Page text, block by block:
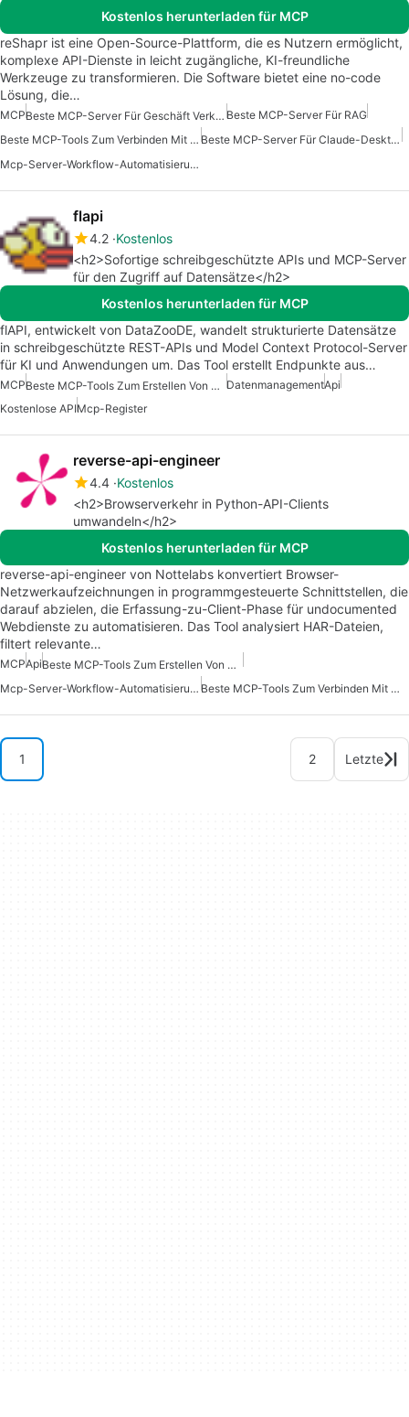
Kostenlos herunterladen für MCP
reShapr ist eine Open-Source-Plattform, die es Nutzern ermöglicht,
komplexe API-Dienste in leicht zugängliche, KI-freundliche
Werkzeuge zu transformieren. Die Software bietet eine no-code
Lösung, die…
MCP Beste MCP-Server Für Geschäft Verkaufsmarketing Beste MCP-Server Für RAG
Beste MCP-Tools Zum Verbinden Mit Daten
Beste MCP-Server Für Claude-Desktop
Mcp-Server-Workflow-Automatisierung
flapi
4.2 Kostenlos
<h2>Sofortige schreibgeschützte APIs und MCP-Server
für den Zugriff auf Datensätze</h2>
Kostenlos herunterladen für MCP
flAPI, entwickelt von DataZooDE, wandelt strukturierte Datensätze
in schreibgeschützte REST-APIs und Model Context Protocol-Server
für KI und Anwendungen um. Das Tool erstellt Endpunkte aus…
MCP Beste MCP-Tools Zum Erstellen Von KI-Agenten DatenmanagementApi
Kostenlose APIMcp-Register
reverse-api-engineer
4.4 Kostenlos
<h2>Browserverkehr in Python-API-Clients
umwandeln</h2>
Kostenlos herunterladen für MCP
reverse-api-engineer von Nottelabs konvertiert Browser-
Netzwerkaufzeichnungen in programmgesteuerte Schnittstellen, die
darauf abzielen, die Erfassung-zu-Client-Phase für undocumented
Webdienste zu automatisieren. Das Tool analysiert HAR-Dateien,
filtert relevante…
MCPApi
Beste MCP-Tools Zum Erstellen Von KI-Agenten
Mcp-Server-Workflow-Automatisierung
Beste MCP-Tools Zum Verbinden Mit Daten
1 2 Letzte